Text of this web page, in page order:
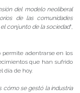
del modelo neoliberal
de las comunidades
conjunto de la sociedad”,
permite adentrarse en los
que han sufrido
día de hoy.
cómo se gestó la industria